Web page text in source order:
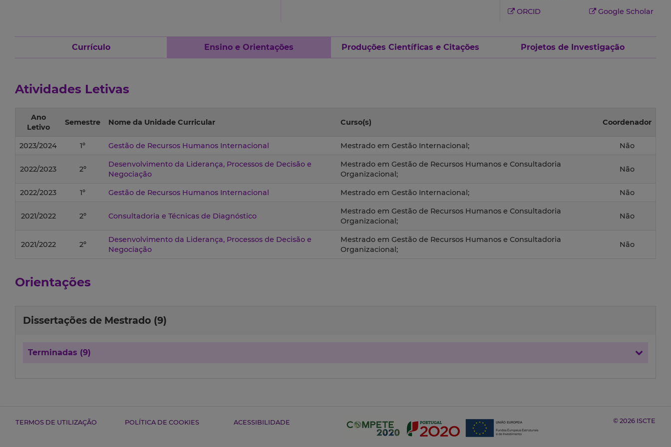
ORCID
Google Scholar
Currículo Ensino e Orientações Produções Científicas e Citações Projetos de Investigação
Atividades Letivas
Ano
Letivo
Semestre Nome da Unidade Curricular Curso(s) Coordenador
2023/2024 1º Gestão de Recursos Humanos Internacional Mestrado em Gestão Internacional; Não
2022/2023 2º
Desenvolvimento da Liderança, Processos de Decisão e
Negociação
Mestrado em Gestão de Recursos Humanos e Consultadoria
Organizacional;
Não
2022/2023 1º Gestão de Recursos Humanos Internacional Mestrado em Gestão Internacional; Não
2021/2022 2º Consultadoria e Técnicas de Diagnóstico
Mestrado em Gestão de Recursos Humanos e Consultadoria
Organizacional;
Não
2021/2022 2º
Desenvolvimento da Liderança, Processos de Decisão e
Negociação
Mestrado em Gestão de Recursos Humanos e Consultadoria
Organizacional;
Não
Orientações
Dissertações de Mestrado (9)
Terminadas (9)
TERMOS DE UTILIZAÇÃO POLÍTICA DE COOKIES ACESSIBILIDADE © 2026 ISCTE